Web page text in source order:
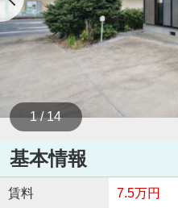
1 / 14
基本情報
賃料 7.5万円